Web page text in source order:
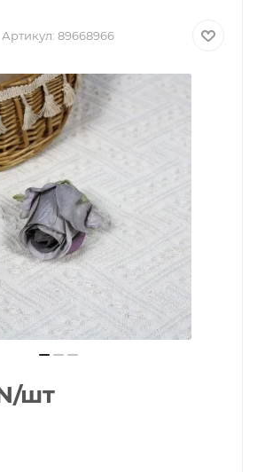
Артикул: 89668966
/шт